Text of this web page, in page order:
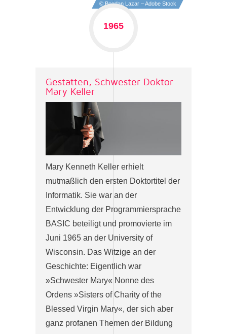
© Bogdan Lazar – Adobe Stock
1965
Gestatten, Schwester Doktor
Mary Keller
Mary Kenneth Keller erhielt
mutmaßlich den ersten Doktortitel der
Informatik. Sie war an der
Entwicklung der Programmiersprache
BASIC beteiligt und promovierte im
Juni 1965 an der University of
Wisconsin. Das Witzige an der
Geschichte: Eigentlich war
»Schwester Mary« Nonne des
Ordens »Sisters of Charity of the
Blessed Virgin Mary«, der sich aber
ganz profanen Themen der Bildung